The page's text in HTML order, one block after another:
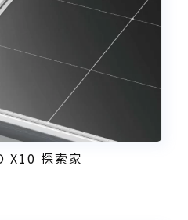
X10 探索家